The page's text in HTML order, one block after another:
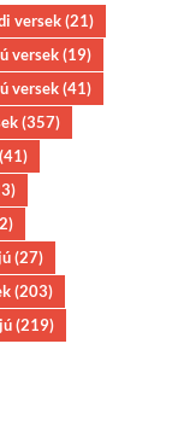
versek(21)
versek(19)
versek(41)
(357)
(41)
(27)
(203)
(219)